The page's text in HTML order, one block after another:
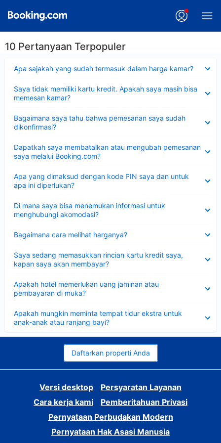
10 Pertanyaan Terpopuler
Apa sajakah yang sudah termasuk dalam harga kamar?
Saya tidak memiliki kartu kredit. Apakah saya masih bisa
memesan kamar?
Bagaimana saya tahu bahwa pemesanan saya sudah
dikonfirmasi?
Dapatkah saya membatalkan atau mengubah pemesanan
saya melalui Booking.com?
Apa yang dimaksud dengan kode PIN saya dan untuk
apa ini diperlukan?
Di mana saya bisa menemukan informasi untuk
menghubungi akomodasi?
Bagaimana cara melihat harganya?
Saya sedang memasukkan rincian kartu kredit saya,
kapan saya akan membayar?
Apakah hotel memerlukan uang jaminan atau
pembayaran di muka?
Apakah mungkin meminta tempat tidur ekstra untuk
anak-anak atau ranjang bayi?
Daftarkan properti Anda
Versi desktop
Persyaratan Layanan
Cara kerja kami
Pemberitahuan Privasi
Pernyataan Perbudakan Modern
Pernyataan Hak Asasi Manusia